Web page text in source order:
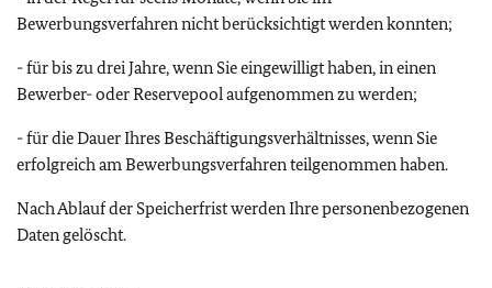
Bewerbungsverfahren nicht berücksichtigt werden konnten;
- für bis zu drei Jahre, wenn Sie eingewilligt haben, in einen
Bewerber- oder Reservepool aufgenommen zu werden;
- für die Dauer Ihres Beschäftigungsverhältnisses, wenn Sie
erfolgreich am Bewerbungsverfahren teilgenommen haben.
Nach Ablauf der Speicherfrist werden Ihre personenbezogenen
Daten gelöscht.